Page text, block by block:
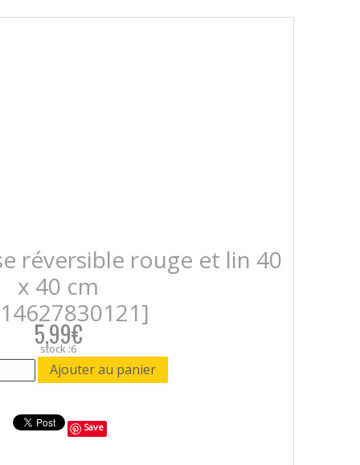
réversible rouge et lin 40
x 40 cm
5,99€
stock :6
Save